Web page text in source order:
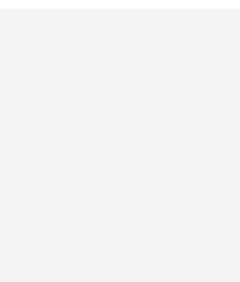
窗位可飽覽維港
善並且貼心，主